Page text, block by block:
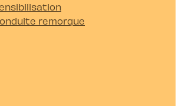
remorque